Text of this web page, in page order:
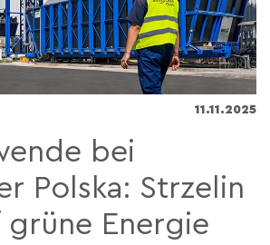
11.11.2025
bei
Polska: Strzelin
Energie